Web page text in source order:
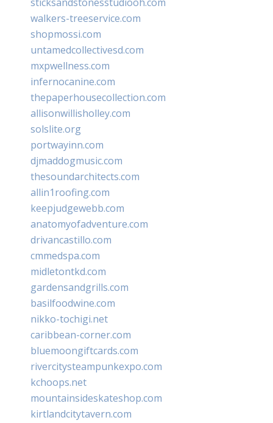
walkers-treeservice.com
shopmossi.com
untamedcollectivesd.com
mxpwellness.com
infernocanine.com
thepaperhousecollection.com
allisonwillisholley.com
solslite.org
portwayinn.com
djmaddogmusic.com
thesoundarchitects.com
allin1roofing.com
keepjudgewebb.com
anatomyofadventure.com
drivancastillo.com
cmmedspa.com
midletontkd.com
gardensandgrills.com
basilfoodwine.com
nikko-tochigi.net
caribbean-corner.com
bluemoongiftcards.com
rivercitysteampunkexpo.com
kchoops.net
mountainsideskateshop.com
kirtlandcitytavern.com